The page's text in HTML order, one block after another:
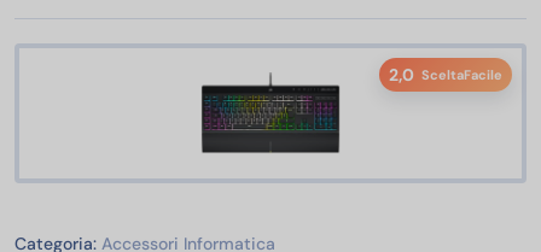
2,0 SceltaFacile
Categoria: Accessori Informatica